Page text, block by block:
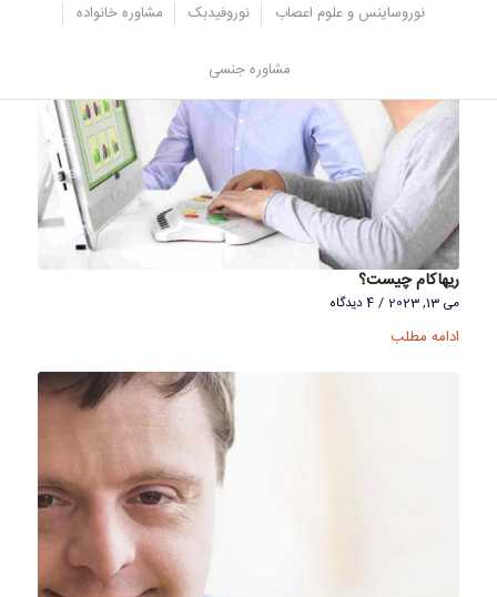
نوروساینس و علوم اعصاب نوروفیدبک مشاوره خانواده
مشاوره جنسی
ریهاکام چیست؟
می 13, 2023 / 4 دیدگاه
ادامه مطلب